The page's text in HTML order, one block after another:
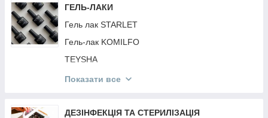
MOOD
INEBRYA
CONTEMPORA
КРАБИКИ ТА РЕЗИНКИ
Акрил Акрилгель
Гель павутина
ГЕЛЬ-ЛАКИ
Гель лак STARLET
Гель-лак KOMILFO
TEYSHA
Гель лак KODI
Топи і Бази Різне
Показати все
ДЕЗІНФЕКЦІЯ ТА СТЕРИЛІЗАЦІЯ